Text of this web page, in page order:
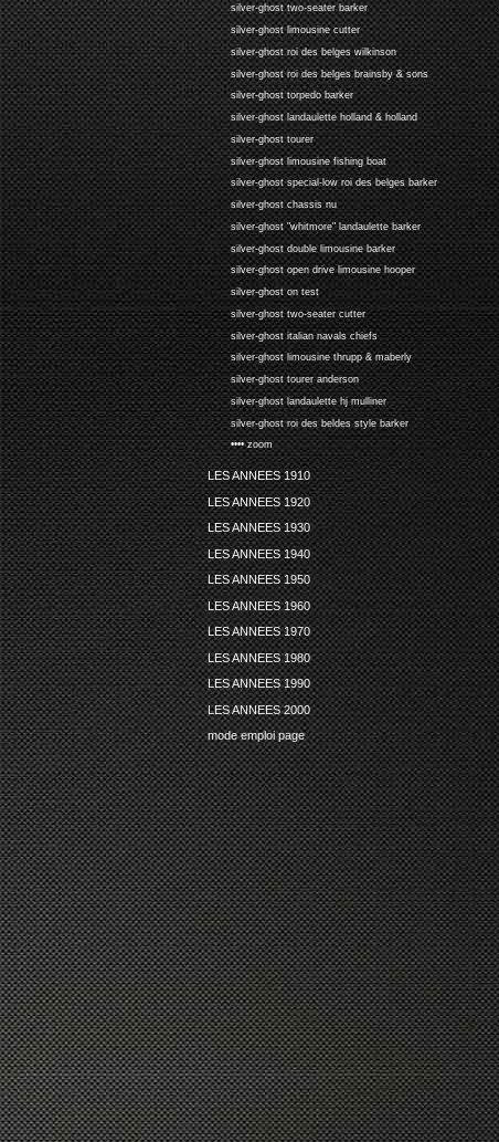
silver-ghost two-seater barker
silver-ghost limousine cutter
silver-ghost roi des belges wilkinson
silver-ghost roi des belges brainsby & sons
silver-ghost torpedo barker
silver-ghost landaulette holland & holland
silver-ghost tourer
silver-ghost limousine fishing boat
silver-ghost special-low roi des belges barker
silver-ghost chassis nu
silver-ghost "whitmore" landaulette barker
silver-ghost double limousine barker
silver-ghost open drive limousine hooper
silver-ghost on test
silver-ghost two-seater cutter
silver-ghost italian navals chiefs
silver-ghost limousine thrupp & maberly
silver-ghost tourer anderson
silver-ghost landaulette hj mulliner
silver-ghost roi des beldes style barker
•••• zoom
LES ANNEES 1910
LES ANNEES 1920
LES ANNEES 1930
LES ANNEES 1940
LES ANNEES 1950
LES ANNEES 1960
LES ANNEES 1970
LES ANNEES 1980
LES ANNEES 1990
LES ANNEES 2000
mode emploi page